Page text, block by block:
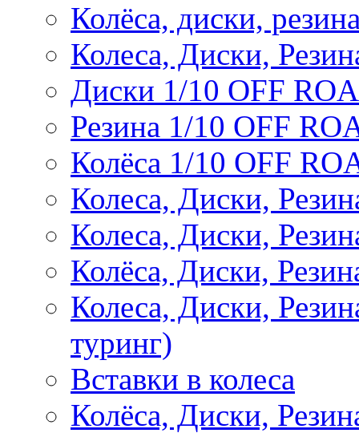
Колёса, диски,
Колеса, Диски,
Диски 1/10 OFF
Резина 1/10 OFF
Колёса 1/10 OFF
Колеса, Диски,
Колеса, Диски,
Колёса, Диски,
Колеса, Диски,
туринг)
Вставки в колеса
Колёса, Диски,